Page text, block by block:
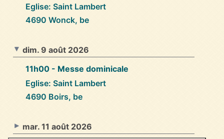
Eglise: Saint Lambert
4690 Wonck, be
dim. 9 août 2026
11h00 - Messe dominicale
Eglise: Saint Lambert
4690 Boirs, be
mar. 11 août 2026